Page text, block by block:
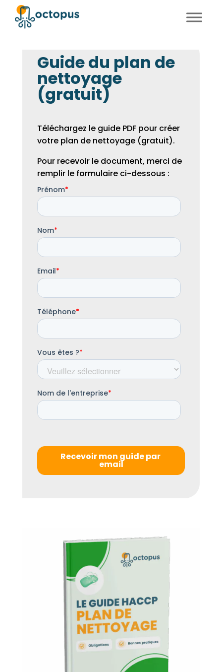
Guide du plan de
nettoyage
(gratuit)
Téléchargez le guide PDF pour créer
votre plan de nettoyage (gratuit).
Pour recevoir le document, merci de
remplir le formulaire ci-dessous :